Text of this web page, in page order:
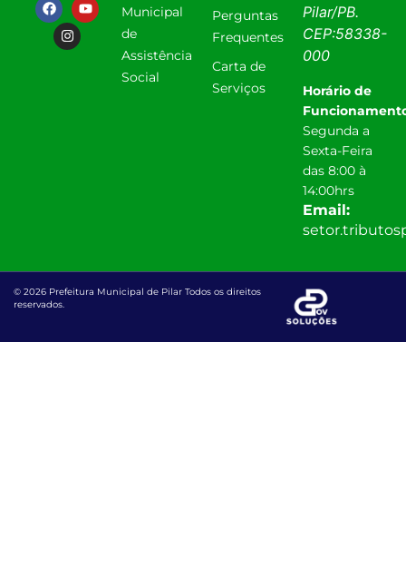
Municipal
de
Assistência
Social
Perguntas
Frequentes
Carta de
Serviços
Pilar/PB.
CEP:58338-
000
Horário de
Segunda a
Sexta-Feira
das 8:00 à
14:00hrs
Email:
© 2026 Prefeitura Municipal de Pilar Todos os direitos
reservados.